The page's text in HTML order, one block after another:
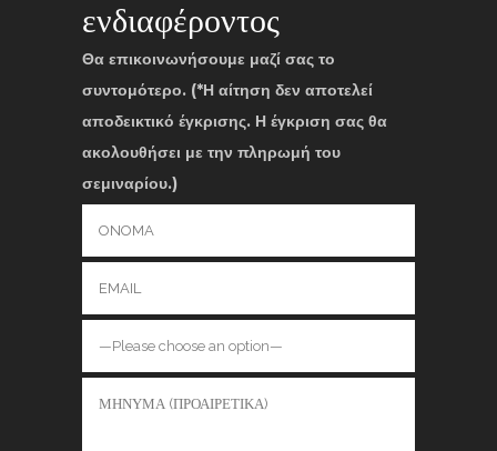
ενδιαφέροντος
Θα επικοινωνήσουμε μαζί σας το
συντομότερο. (*Η αίτηση δεν αποτελεί
αποδεικτικό έγκρισης. Η έγκριση σας θα
ακολουθήσει με την πληρωμή του
σεμιναρίου.)